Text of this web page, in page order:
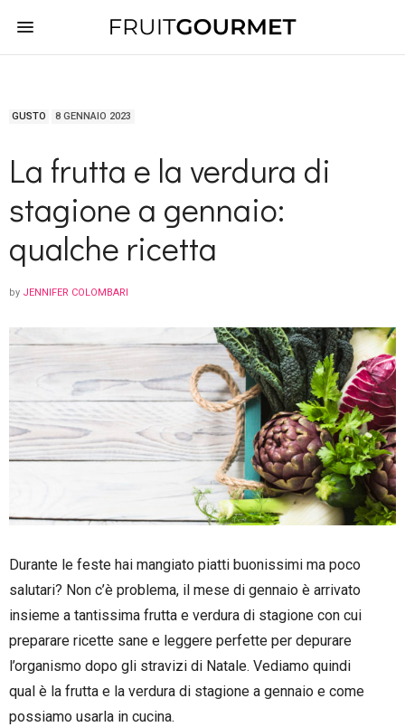
GUSTO 8 GENNAIO 2023
La frutta e la verdura di
stagione a gennaio:
qualche ricetta
by JENNIFER COLOMBARI
Durante le feste hai mangiato piatti buonissimi ma poco
salutari? Non c’è problema, il mese di gennaio è arrivato
insieme a tantissima frutta e verdura di stagione con cui
preparare ricette sane e leggere perfette per depurare
l’organismo dopo gli stravizi di Natale. Vediamo quindi
qual è la frutta e la verdura di stagione a gennaio e come
possiamo usarla in cucina.